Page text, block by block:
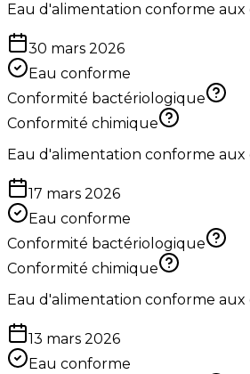
Eau d'alimentation conforme
30 mars 2026
Eau conforme
Conformité bactériologique
Conformité chimique
Eau d'alimentation conforme
17 mars 2026
Eau conforme
Conformité bactériologique
Conformité chimique
Eau d'alimentation conforme
13 mars 2026
Eau conforme